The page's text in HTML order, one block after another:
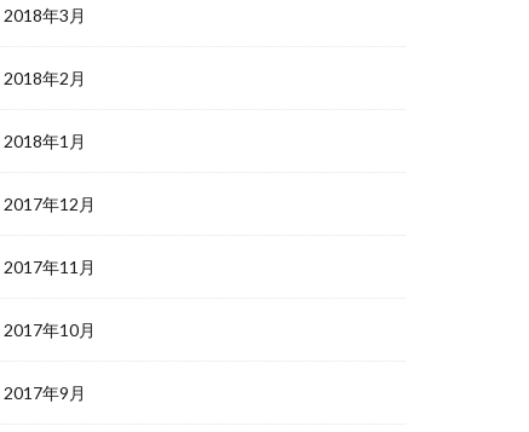
2018年3月
2018年2月
2018年1月
2017年12月
2017年11月
2017年10月
2017年9月